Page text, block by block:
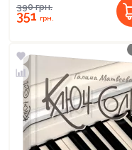
390грн.
351грн.